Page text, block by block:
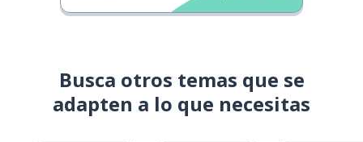
Busca otros temas que se
adapten a lo que necesitas